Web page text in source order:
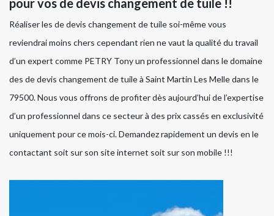
pour vos de devis changement de tuile !!
Réaliser les de devis changement de tuile soi-même vous
reviendrai moins chers cependant rien ne vaut la qualité du travail
d’un expert comme PETRY Tony un professionnel dans le domaine
des de devis changement de tuile à Saint Martin Les Melle dans le
79500. Nous vous offrons de profiter dès aujourd’hui de l’expertise
d’un professionnel dans ce secteur à des prix cassés en exclusivité
uniquement pour ce mois-ci. Demandez rapidement un devis en le
contactant soit sur son site internet soit sur son mobile !!!